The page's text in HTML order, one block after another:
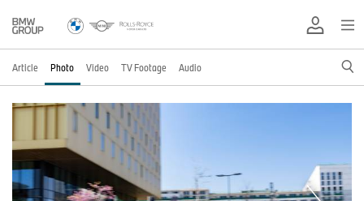
Article Photo Video TV Footage Audio